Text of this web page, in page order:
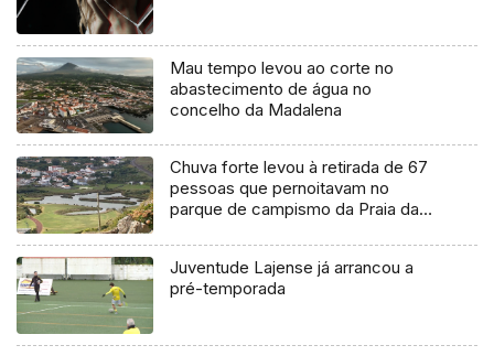
Mau tempo levou ao corte no
abastecimento de água no
concelho da Madalena
Chuva forte levou à retirada de 67
pessoas que pernoitavam no
parque de campismo da Praia da
Juventude Lajense já arrancou a
pré-temporada